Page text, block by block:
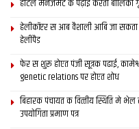
होटल मैनेजमेंट क पढ़ाई करती बालिका
हेलीकॉप्टर स आब वैशाली आबि जा
हेलीपैड
फेर स शुरू होएत पंजी सूत्रक पढाई,
genetic relations पर होएत शोध
बिहारक पंचायत क वित्‍तीय स्थिति मे
उपयोगिता प्रमाण पत्र